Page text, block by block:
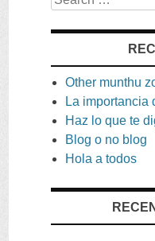
Other munthu
La importancia
Haz lo que te
Blog o no blog
Hola a todos